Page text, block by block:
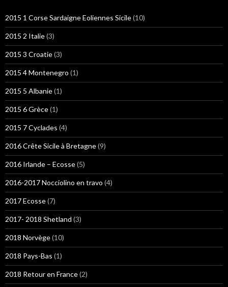
2015 1 Corse Sardaigne Eoliennes Sicile(10)
2015 2 Italie(3)
2015 3 Croatie(3)
2015 4 Montenegro (1)
2015 5 Albanie(1)
2015 6 Grèce(1)
2015 7 Cyclades (4)
2016 Crête Sicile à Bretagne(9)
2016 Irlande – Ecosse(5)
2016-2017 Nocciolino en travo (4)
2017 Ecosse(7)
2017- 2018 Shetland (3)
2018 Norvège(10)
2018 Pays-Bas (1)
2018 Retour en France(2)